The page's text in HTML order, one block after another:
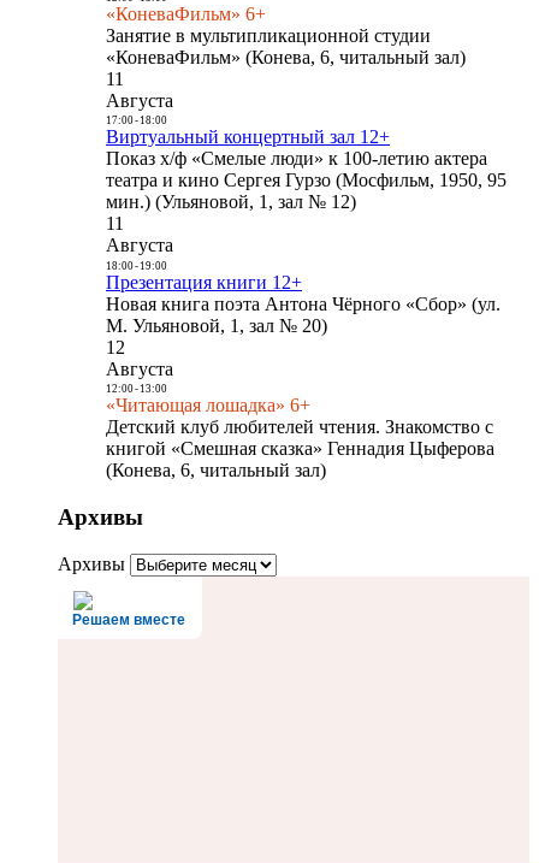
«КоневаФильм» 6+
Занятие в мультипликационной студии
«КоневаФильм» (Конева, 6, читальный зал)
11
Августа
17:00- 18:00
Виртуальный концертный зал 12+
Показ х/ф «Смелые люди» к 100-летию актера
театра и кино Сергея Гурзо (Мосфильм, 1950, 95
мин.) (Ульяновой, 1, зал № 12)
11
Августа
18:00- 19:00
Презентация книги 12+
Новая книга поэта Антона Чёрного «Сбор» (ул.
М. Ульяновой, 1, зал № 20)
12
Августа
12:00- 13:00
«Читающая лошадка» 6+
Детский клуб любителей чтения. Знакомство с
книгой «Смешная сказка» Геннадия Цыферова
(Конева, 6, читальный зал)
Архивы
Архивы
Решаем вместе